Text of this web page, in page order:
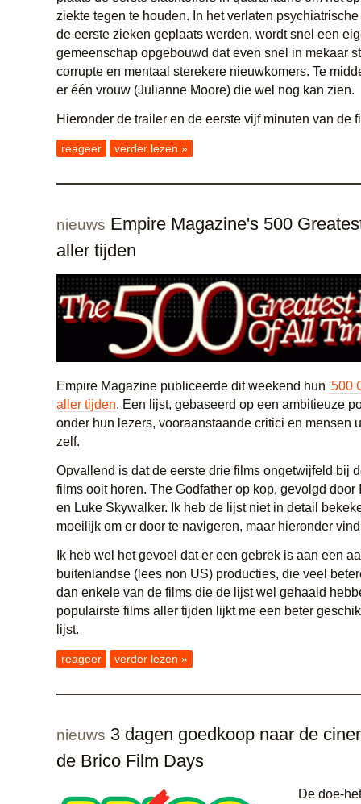
ziekte tegen te houden. In het verlaten
de eerste zieken geplaats werden, wordt snel een
gemeenschap opgebouwd dat even snel in mekaar
corrupte en mentaal sterekere nieuwkomers. Te
er één vrouw (Julianne Moore) die wel nog kan zien.
Hieronder de trailer en de eerste vijf minuten van de
reageer verder lezen »
nieuws Empire Magazine's 500
aller tijden
Empire Magazine publiceerde dit weekend hun '500
aller tijden. Een lijst, gebaseerd op een ambitieuze
onder hun lezers, vooraanstaande critici en mensen
zelf.
Opvallend is dat de eerste drie films ongetwijfeld bij
films ooit horen. The Godfather op kop, gevolgd door
en Luke Skywalker. Ik heb de lijst niet in detail
moeilijk om er door te navigeren, maar hieronder
Ik heb wel het gevoel dat er een gebrek is aan een
buitenlandse (lees non US) producties, die veel
dan enkele van de films die de lijst wel gehaald
populairste films aller tijden lijkt me een beter
lijst.
reageer verder lezen »
nieuws 3 dagen goedkoop naar de
de Brico Film Days
De doe-